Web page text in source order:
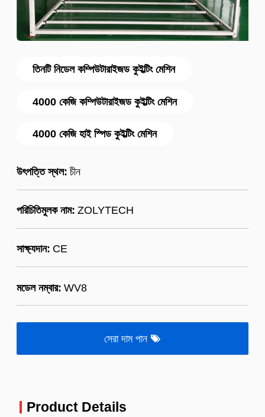
তিনটি নিডেল কম্পিউটারাইজড কুইল্টিং মেশিন
4000 কেজি কম্পিউটারাইজড কুইল্টিং মেশিন
4000 কেজি হাই স্পিড কুইল্টিং মেশিন
উৎপত্তি স্থল: চীন
পরিচিতিমুলক নাম: ZOLYTECH
সাক্ষ্যদান: CE
মডেল নম্বার: WV8
সেরা দাম পান
Product Details